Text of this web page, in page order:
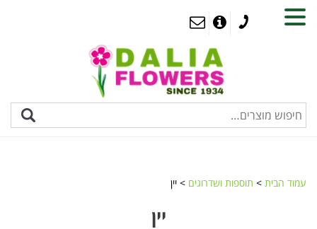
עמוד הבית > תוספות ושדרוגים > יין
יין